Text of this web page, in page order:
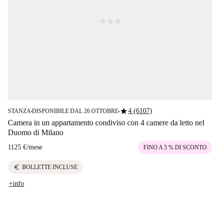
STANZA■DISPONIBILE DAL 26 OTTOBRE■star4 (6107)
Camera in un appartamento condiviso con 4 camere da letto nel
Duomo di Milano
1125 €/mese FINO A 5 % DI SCONTO
euro BOLLETTE INCLUSE
+info